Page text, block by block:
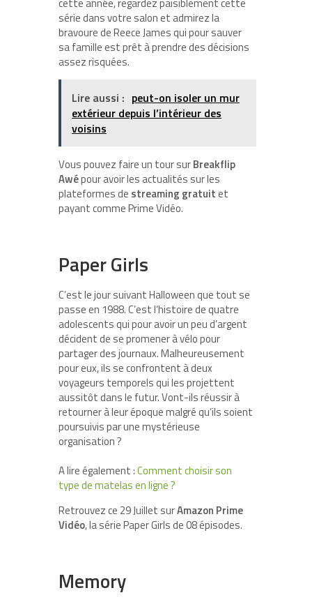
série dans votre salon et admirez la
bravoure de Reece James qui pour sauver
sa famille est prêt à prendre des décisions
assez risquées.
Lire aussi : peut-on isoler un mur
extérieur depuis l’intérieur des
voisins
Vous pouvez faire un tour surBreakflip
Awépour avoir les actualités sur les
plateformes de streaming gratuitet
payant comme Prime Vidéo.
Paper Girls
C’est le jour suivant Halloween que tout se
passe en 1988. C’est l’histoire de quatre
adolescents qui pour avoir un peu d’argent
décident de se promener à vélo pour
partager des journaux. Malheureusement
pour eux, ils se confrontent à deux
voyageurs temporels qui les projettent
aussitôt dans le futur. Vont-ils réussir à
retourner à leur époque malgré qu’ils soient
poursuivis par une mystérieuse
organisation ?
A lire également :Comment choisir son
type de matelas en ligne ?
Retrouvez ce 29 Juillet surAmazon Prime
Vidéo, la série Paper Girls de 08 épisodes.
Memory